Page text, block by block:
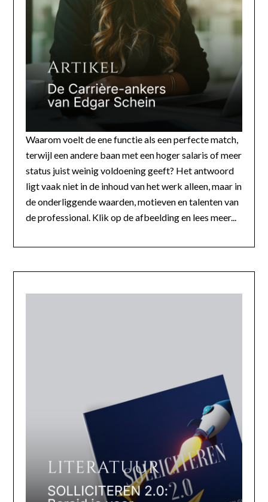
Waarom voelt de ene functie als een perfecte match,
terwijl een andere baan met een hoger salaris of meer
status juist weinig voldoening geeft? Het antwoord
ligt vaak niet in de inhoud van het werk alleen, maar in
de onderliggende waarden, motieven en talenten van
de professional. Klik op de afbeelding en lees meer...